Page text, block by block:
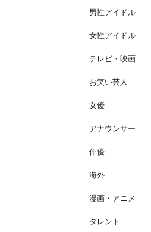
男性アイドル
女性アイドル
テレビ・映画
お笑い芸人
女優
アナウンサー
俳優
海外
漫画・アニメ
タレント